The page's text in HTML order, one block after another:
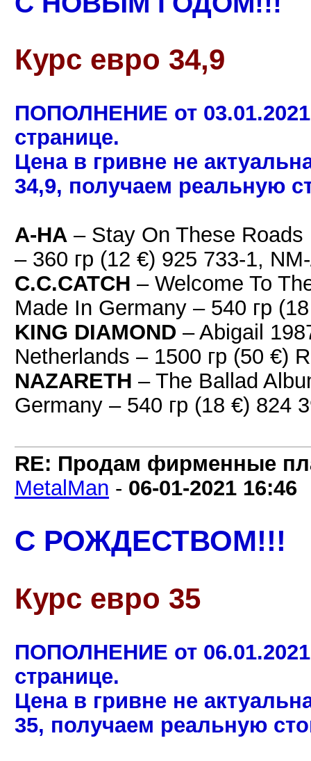
Курс евро 34,9
ПОПОЛНЕНИЕ от
странице.
Цена в гривне не
34,9, получаем реальную
A-HA – Stay On These
– 360 гр (12 €) 925 733-1,
C.C.CATCH – Welcome To
Made In Germany – 540 гр
KING DIAMOND – Abigail
Netherlands – 1500 гр (50 €)
NAZARETH – The Ballad
Germany – 540 гр (18 €) 824
RE: Продам фирменные
MetalMan - 06-01-2021 16:46
С РОЖДЕСТВОМ!!!
Курс евро 35
ПОПОЛНЕНИЕ от
странице.
Цена в гривне не
35, получаем реальную